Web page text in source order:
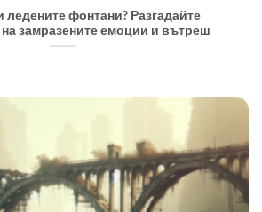
ледените фонтани? Разгадайте
замразените емоции и вътреш